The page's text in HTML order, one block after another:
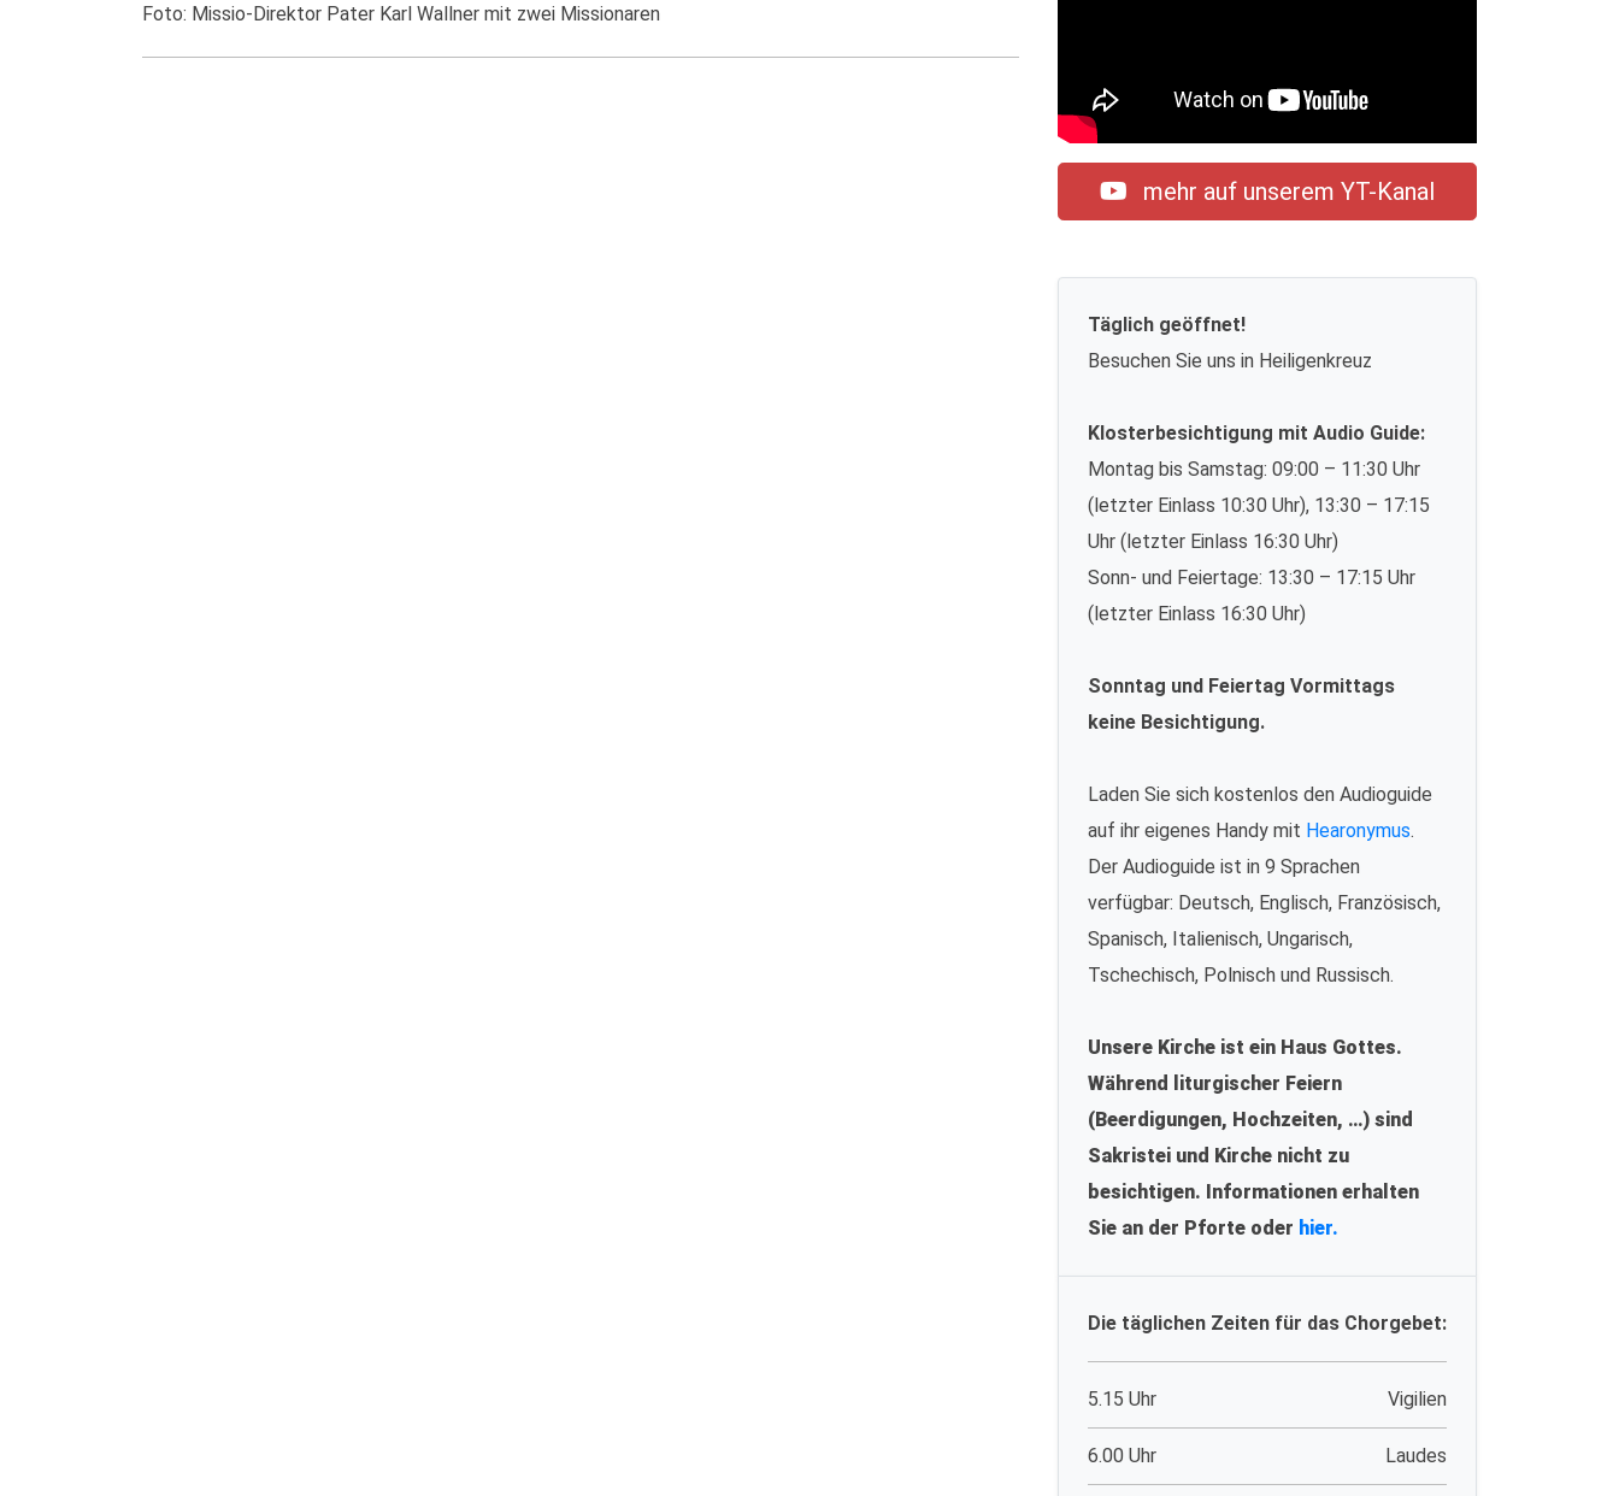
Foto: Missio-Direktor Pater Karl Wallner mit zwei Missionaren
mehr auf unserem YT-Kanal
Täglich geöffnet!
Besuchen Sie uns in Heiligenkreuz
Klosterbesichtigung mit Audio Guide:
Montag bis Samstag: 09:00 – 11:30 Uhr
(letzter Einlass 10:30 Uhr), 13:30 – 17:15
Uhr (letzter Einlass 16:30 Uhr)
Sonn- und Feiertage: 13:30 – 17:15 Uhr
(letzter Einlass 16:30 Uhr)
Sonntag und Feiertag Vormittags
keine Besichtigung.
Laden Sie sich kostenlos den Audioguide
auf ihr eigenes Handy mit Hearonymus.
Der Audioguide ist in 9 Sprachen
verfügbar: Deutsch, Englisch, Französisch,
Spanisch, Italienisch, Ungarisch,
Tschechisch, Polnisch und Russisch.
Unsere Kirche ist ein Haus Gottes.
Während liturgischer Feiern
(Beerdigungen, Hochzeiten, …) sind
Sakristei und Kirche nicht zu
besichtigen. Informationen erhalten
Sie an der Pforte oder hier.
Die täglichen Zeiten für das Chorgebet:
5.15 Uhr Vigilien
6.00 Uhr Laudes